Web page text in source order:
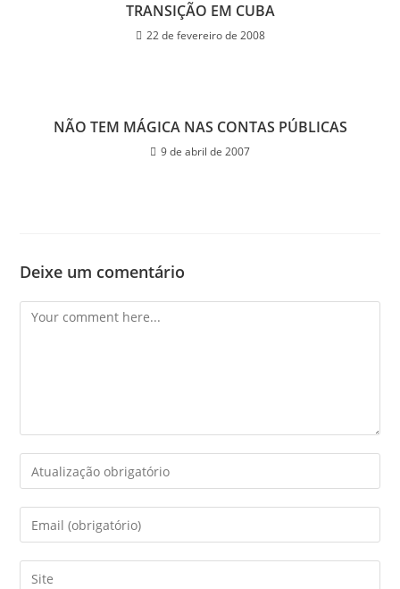
TRANSIÇÃO EM CUBA
22 de fevereiro de 2008
NÃO TEM MÁGICA NAS CONTAS PÚBLICAS
9 de abril de 2007
Deixe um comentário